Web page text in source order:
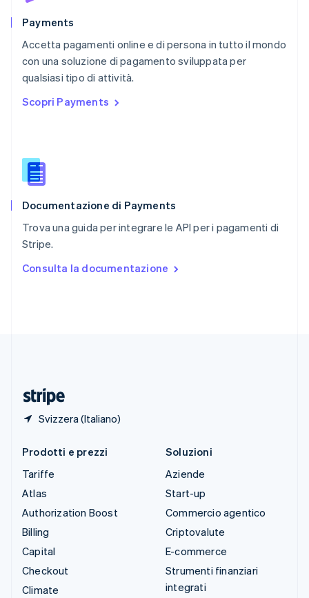
Payments
Accetta pagamenti online e di persona in tutto il mondo
con una soluzione di pagamento sviluppata per
qualsiasi tipo di attività.
Scopri Payments
Documentazione di Payments
Trova una guida per integrare le API per i pagamenti di
Stripe.
Consulta la documentazione
Svizzera (Italiano)
Português
English简体中文
Regno Unito
English
English
English
Slovacchia
Slovenia
Spagna
Español
English Español简体中文
Prodotti e prezzi
Tariffe
Atlas
Authorization Boost
Billing
Capital
Checkout
Climate
Soluzioni
Aziende
Start-up
Commercio agentico
Criptovalute
E-commerce
Strumenti finanziari
integrati